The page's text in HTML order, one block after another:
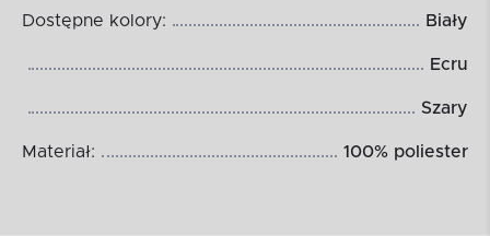
Dostępne kolory: Biały
Ecru
Szary
Materiał: 100% poliester